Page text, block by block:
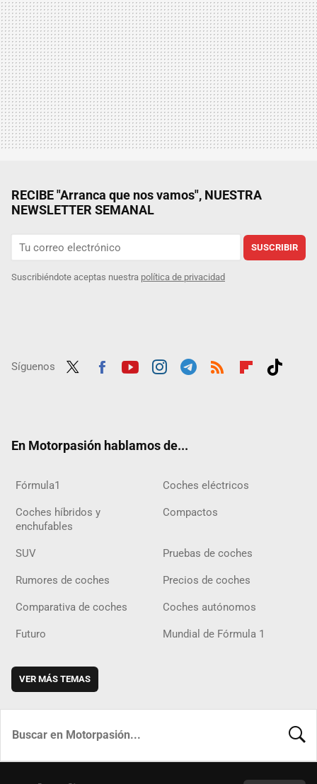
RECIBE "Arranca que nos vamos", NUESTRA
NEWSLETTER SEMANAL
SUSCRIBIR
Suscribiéndote aceptas nuestra política de privacidad
Síguenos
En Motorpasión hablamos de...
Fórmula1 Coches eléctricos
Coches híbridos y
enchufables
Compactos
SUV Pruebas de coches
Rumores de coches Precios de coches
Comparativa de coches Coches autónomos
Futuro Mundial de Fórmula 1
VER MÁS TEMAS